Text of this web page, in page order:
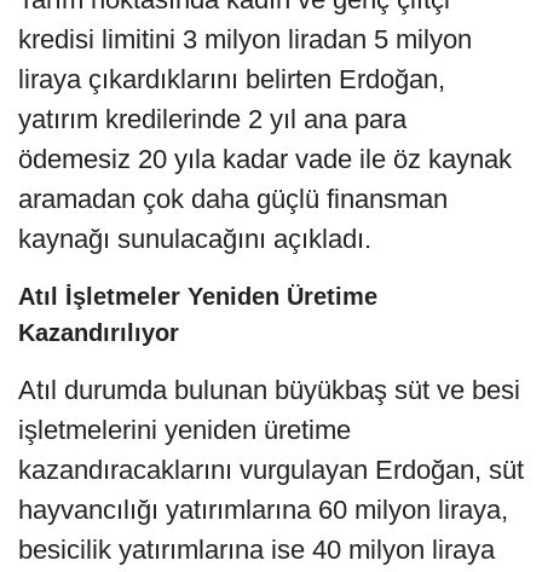
kredisi limitini 3 milyon liradan 5 milyon
liraya çıkardıklarını belirten Erdoğan,
yatırım kredilerinde 2 yıl ana para
ödemesiz 20 yıla kadar vade ile öz kaynak
aramadan çok daha güçlü finansman
kaynağı sunulacağını açıkladı.
Atıl İşletmeler Yeniden Üretime
Kazandırılıyor
Atıl durumda bulunan büyükbaş süt ve besi
işletmelerini yeniden üretime
kazandıracaklarını vurgulayan Erdoğan, süt
hayvancılığı yatırımlarına 60 milyon liraya,
besicilik yatırımlarına ise 40 milyon liraya